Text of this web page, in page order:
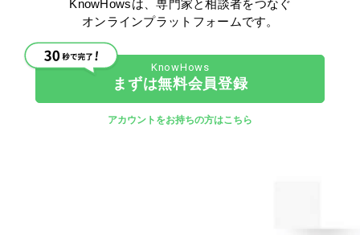
情報交換 > その他（情報交換）
AIとそれ以外
AIの危険性
錦織 康之
3323
AIは経済のコロナなのかもしれませんよ！
KnowHowsは、専門家と相談者をつなぐ
オンラインプラットフォームです。
まずは無料会員登録
アカウントをお持ちの方はこちら